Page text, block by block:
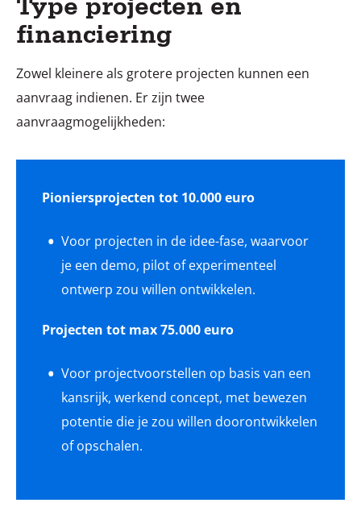
financiering
Zowel kleinere als grotere projecten kunnen een
aanvraag indienen. Er zijn twee
aanvraagmogelijkheden:
Pioniersprojecten tot 10.000 euro
Voor projecten in de idee-fase, waarvoor
je een demo, pilot of experimenteel
ontwerp zou willen ontwikkelen.
Projecten tot max 75.000 euro
Voor projectvoorstellen op basis van een
kansrijk, werkend concept, met bewezen
potentie die je zou willen doorontwikkelen
of opschalen.